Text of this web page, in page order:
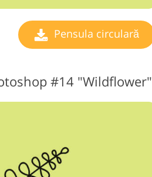
Pensula circulară
#14 "Wildflower"